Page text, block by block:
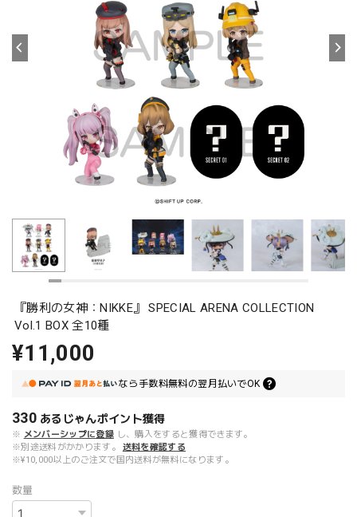
『勝利の女神：NIKKE』 SPECIAL ARENA COLLECTION
Vol.1 BOX 全10種
¥11,000
なら 手数料無料の翌月払いでOK
330 あるじゃんポイント獲得
※ メンバーシップに登録 し、購入をすると獲得できます。
※別途送料がかかります。
送料を確認する
※¥10,000以上のご注文で国内送料が無料になります。
数量